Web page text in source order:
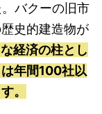
バクーの旧市
史的建造物が
経済の柱とし
年間100社以
。